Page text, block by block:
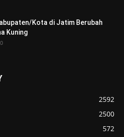
Kota di Jatim Berubah
Kuning
2592
2500
572